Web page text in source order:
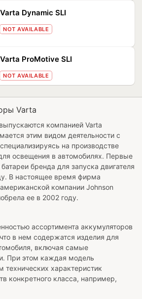
Varta Dynamic SLI
NOT AVAILABLE
Varta ProMotive SLI
NOT AVAILABLE
Varta
компанией Varta
этим видом деятельности с
на производстве
освещения в автомобилях. Первые
бренда для запуска двигателя
В настоящее время фирма
компании Johnson
ее в 2002 году.
ассортимента аккумуляторов
в нем содержатся изделия для
включая самые
При этом каждая модель
технических характеристик
конкретного класса, например,